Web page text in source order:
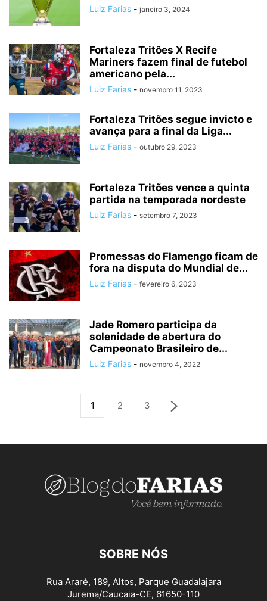
Luiz Farias - janeiro 3, 2024
Fortaleza Tritões X Recife
Mariners fazem final de futebol
americano pela...
Luiz Farias - novembro 11, 2023
Fortaleza Tritões segue invicto e
avança para a final da Liga...
Luiz Farias - outubro 29, 2023
Fortaleza Tritões vence a quinta
partida na temporada nordeste
Luiz Farias - setembro 7, 2023
Promessas do Flamengo ficam de
fora na disputa do Mundial de...
Luiz Farias - fevereiro 6, 2023
Jade Romero participa da
solenidade de abertura do
Campeonato Brasileiro de...
Luiz Farias - novembro 4, 2022
1 2 3
SOBRE NÓS
Rua Araré, 189, Altos, Parque Guadalajara
Jurema/Caucaia-CE, 61650-110